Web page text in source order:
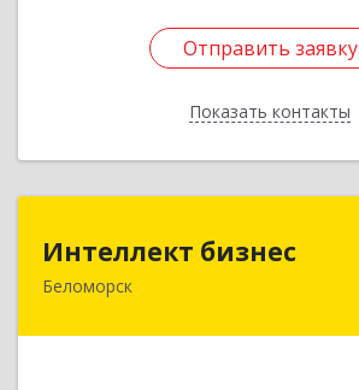
Отправить заявку
Показать контакты
Отправить заявку
Назад
Интеллект бизнес
Беломорск